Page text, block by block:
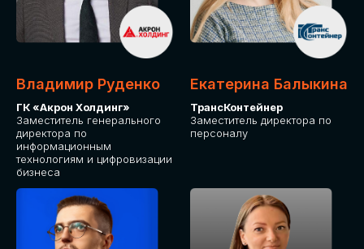
Владимир Руденко
ГК «Акрон Холдинг»
Заместитель генерального
директора по
информационным
технологиям и цифровизации
бизнеса
Екатерина Балыкина
ТрансКонтейнер
Заместитель директора по
персоналу